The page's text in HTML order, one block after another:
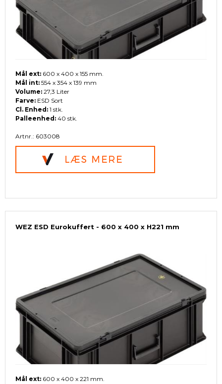
Mål ext: 600 x 400 x 155 mm.
Mål int: 554 x 354 x 139 mm
Volume: 27,3 Liter
Farve: ESD Sort
Cl. Enhed: 1 stk.
Palleenhed: 40 stk.
Artnr.: 603008
WEZ ESD Eurokuffert - 600 x 400 x H221 mm
Mål ext: 600 x 400 x 221 mm.